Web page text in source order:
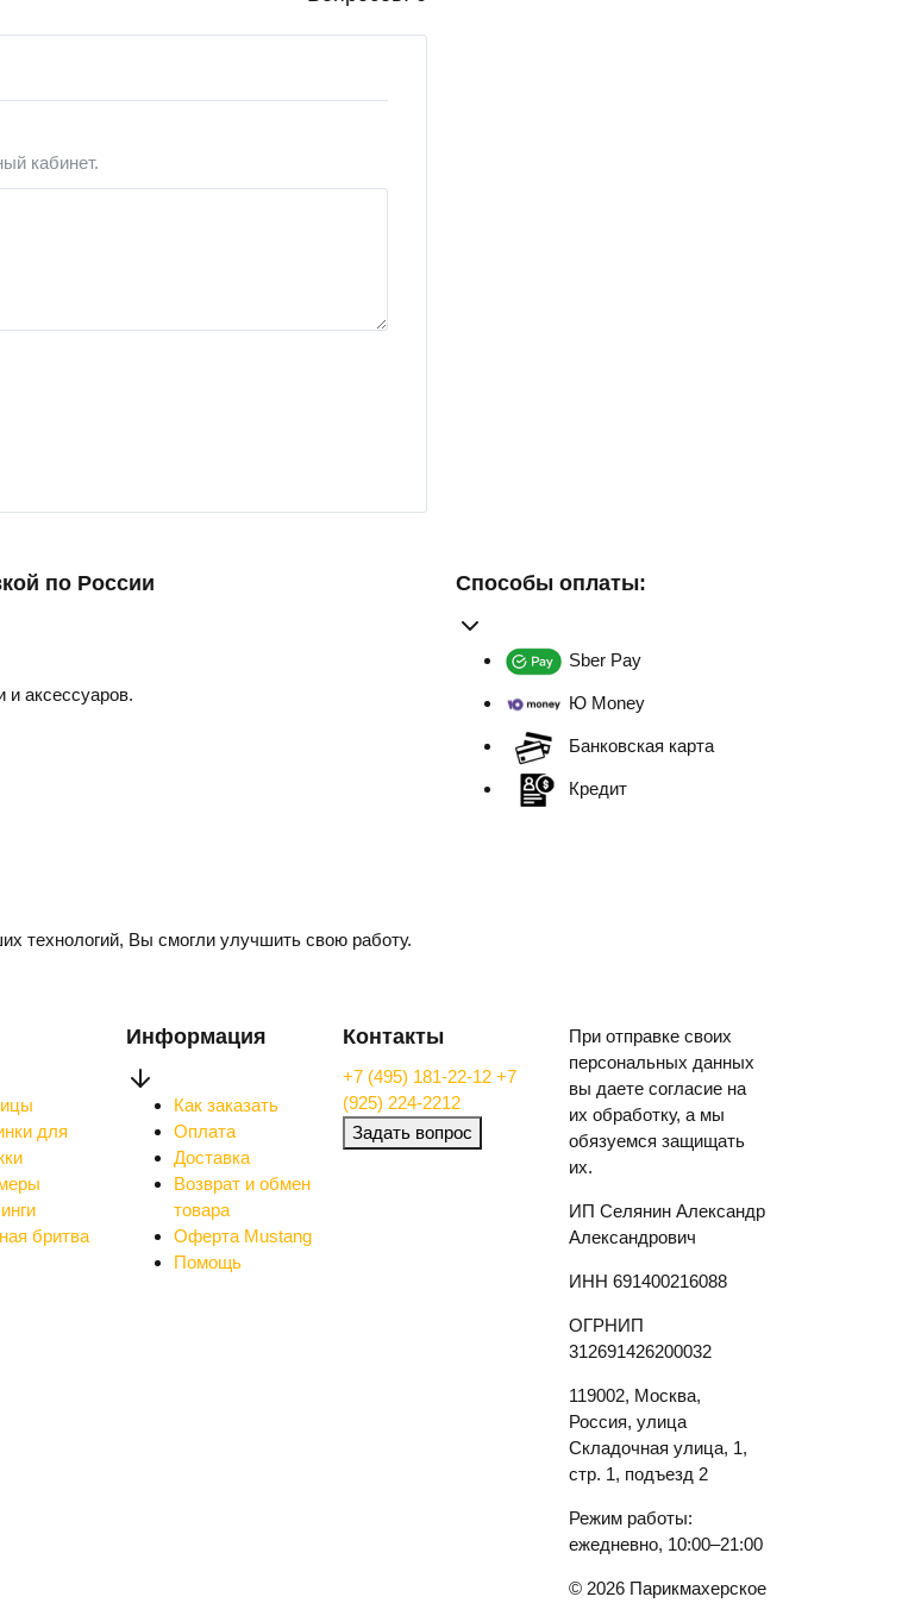
кабинет.
по России
и аксессуаров.
технологий, Вы смогли улучшить свою работу.
Способы оплаты:
Sber Pay
Ю Money
Банковская карта
Кредит
для
бритва
Информация
Как заказать
Оплата
Доставка
Возврат и обмен
товара
Оферта Mustang
Помощь
Контакты
+7 (495) 181-22-12 +7
(925) 224-2212
Задать вопрос
При отправке своих
персональных данных
вы даете согласие на
их обработку, а мы
обязуемся защищать
их.
ИП Селянин Александр
Александрович
ИНН 691400216088
ОГРНИП
312691426200032
119002, Москва,
Россия, улица
Складочная улица, 1,
стр. 1, подъезд 2
Режим работы:
ежедневно, 10:00–21:00
© 2026 Парикмахерское